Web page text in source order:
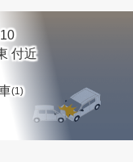
付近
(1)